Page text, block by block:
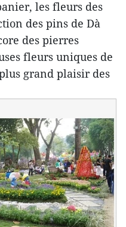
les fleurs des
des pins de Dà
des pierres
fleurs uniques de
grand plaisir des